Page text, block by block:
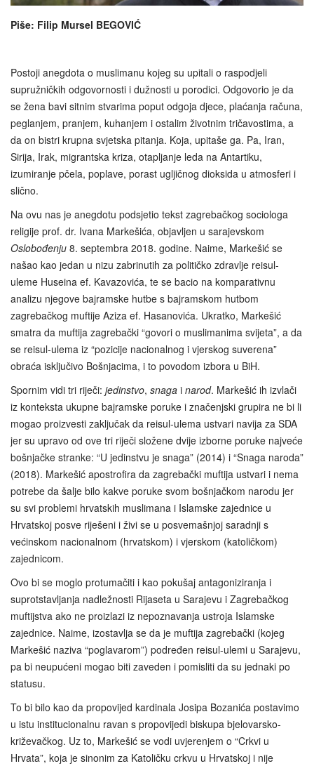
Piše: Filip Mursel BEGOVIĆ
Postoji anegdota o muslimanu kojeg su upitali o raspodjeli
supružničkih odgovornosti i dužnosti u porodici. Odgovorio je da
se žena bavi sitnim stvarima poput odgoja djece, plaćanja računa,
peglanjem, pranjem, kuhanjem i ostalim životnim tričavostima, a
da on bistri krupna svjetska pitanja. Koja, upitaše ga. Pa, Iran,
Sirija, Irak, migrantska kriza, otapljanje leda na Antartiku,
izumiranje pčela, poplave, porast ugljičnog dioksida u atmosferi i
slično.
Na ovu nas je anegdotu podsjetio tekst zagrebačkog sociologa
religije prof. dr. Ivana Markešića, objavljen u sarajevskom
Oslobođenju 8. septembra 2018. godine. Naime, Markešić se
našao kao jedan u nizu zabrinutih za političko zdravlje reisul-
uleme Huseina ef. Kavazovića, te se bacio na komparativnu
analizu njegove bajramske hutbe s bajramskom hutbom
zagrebačkog muftije Aziza ef. Hasanovića. Ukratko, Markešić
smatra da muftija zagrebački “govori o muslimanima svijeta”, a da
se reisul-ulema iz “pozicije nacionalnog i vjerskog suverena”
obraća isključivo Bošnjacima, i to povodom izbora u BiH.
Spornim vidi tri riječi: jedinstvo, snaga i narod. Markešić ih izvlači
iz konteksta ukupne bajramske poruke i značenjski grupira ne bi li
mogao proizvesti zaključak da reisul-ulema ustvari navija za SDA
jer su upravo od ove tri riječi složene dvije izborne poruke najveće
bošnjačke stranke: “U jedinstvu je snaga” (2014) i “Snaga naroda”
(2018). Markešić apostrofira da zagrebački muftija ustvari i nema
potrebe da šalje bilo kakve poruke svom bošnjačkom narodu jer
su svi problemi hrvatskih muslimana i Islamske zajednice u
Hrvatskoj posve riješeni i živi se u posvemašnjoj saradnji s
većinskom nacionalnom (hrvatskom) i vjerskom (katoličkom)
zajednicom.
Ovo bi se moglo protumačiti i kao pokušaj antagoniziranja i
suprotstavljanja nadležnosti Rijaseta u Sarajevu i Zagrebačkog
muftijstva ako ne proizlazi iz nepoznavanja ustroja Islamske
zajednice. Naime, izostavlja se da je muftija zagrebački (kojeg
Markešić naziva “poglavarom”) podređen reisul-ulemi u Sarajevu,
pa bi neupućeni mogao biti zaveden i pomisliti da su jednaki po
statusu.
To bi bilo kao da propovijed kardinala Josipa Bozanića postavimo
u istu institucionalnu ravan s propovijedi biskupa bjelovarsko-
križevačkog. Uz to, Markešić se vodi uvjerenjem o “Crkvi u
Hrvata”, koja je sinonim za Katoličku crkvu u Hrvatskoj i nije